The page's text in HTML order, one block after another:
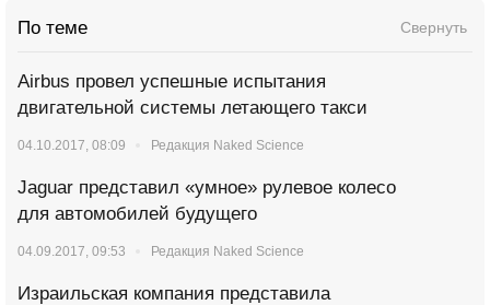
По теме Свернуть
Airbus провел успешные испытания
двигательной системы летающего такси
04.10.2017, 08:09 Редакция Naked Science
Jaguar представил «умное» рулевое колесо
для автомобилей будущего
04.09.2017, 09:53 Редакция Naked Science
Израильская компания представила